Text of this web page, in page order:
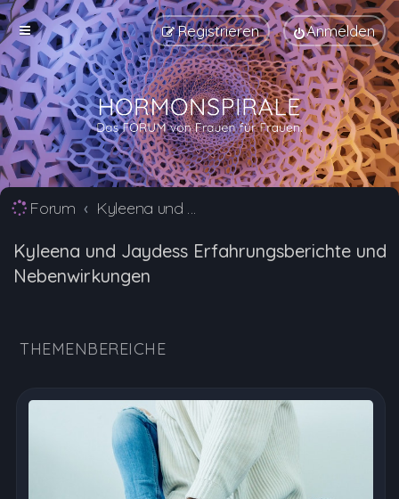
Anmelden
Registrieren
Forum Kyleena und Jaydess Erfahrungsberichte und Nebenwirkungen
Kyleena und Jaydess Erfahrungsberichte und
Nebenwirkungen